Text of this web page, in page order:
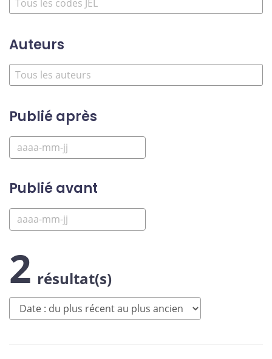
Auteurs
Publié après
Publié avant
2 résultat(s)